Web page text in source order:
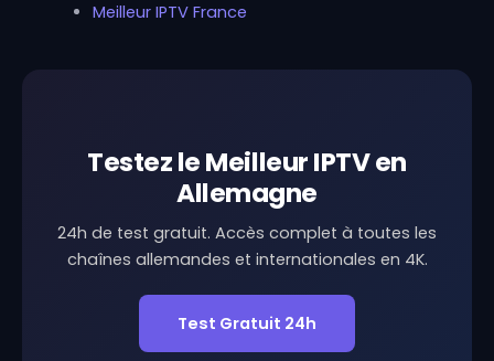
Meilleur IPTV France
Testez le Meilleur IPTV en
Allemagne
24h de test gratuit. Accès complet à toutes les
chaînes allemandes et internationales en 4K.
Test Gratuit 24h